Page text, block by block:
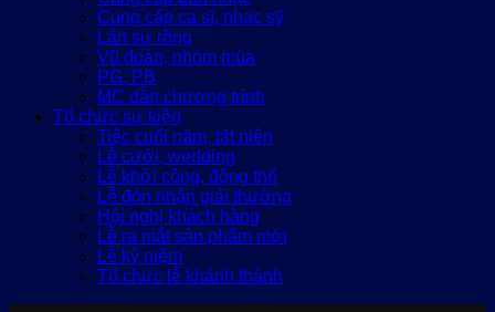
Cung cấp ca sĩ, nhạc sỹ
Lân sư rồng
Vũ đoàn, nhóm múa
PG, PB
MC dẫn chương trình
Tổ chức sự kiện
Tiệc cuối năm, tất niên
Lễ cưới, wedding
Lễ khởi công, động thổ
Lễ đón nhận giải thưởng
Hội nghị khách hàng
Lễ ra mắt sản phẩm mới
Lễ kỷ niệm
Tổ chức lễ khánh thành